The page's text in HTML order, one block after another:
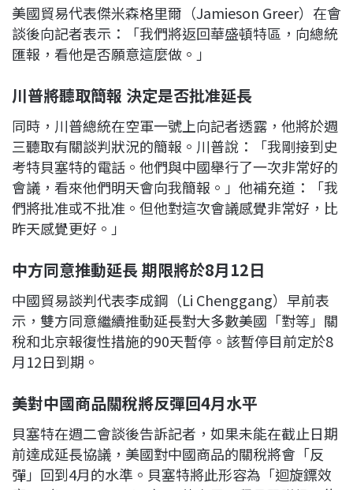
美國貿易代表傑米森格里爾（Jamieson Greer）在會
談後向記者表示：「我們將返回華盛頓特區，向總統
匯報，看他是否願意這麼做。」
川普將聽取簡報 決定是否批准延長
同時，川普總統在空軍一號上向記者透露，他將於週
三聽取有關談判狀況的簡報。川普說：「我剛接到史
考特貝塞特的電話。他們與中國舉行了一次非常好的
會議，看來他們明天會向我簡報。」他補充道：「我
們將批准或不批准。但他對這次會議感覺非常好，比
昨天感覺更好。」
中方同意推動延長 期限將於8月12日
中國貿易談判代表李成鋼（Li Chenggang）早前表
示，雙方同意繼續推動延長對大多數美國「對等」關
稅和北京報復性措施的90天暫停。該暫停目前定於8
月12日到期。
美對中國商品關稅將反彈回4月水平
貝塞特在週二會談後告訴記者，如果未能在截止日期
前達成延長協議，美國對中國商品的關稅將會「反
彈」回到4月的水準。貝塞特將此形容為「迴旋鏢效